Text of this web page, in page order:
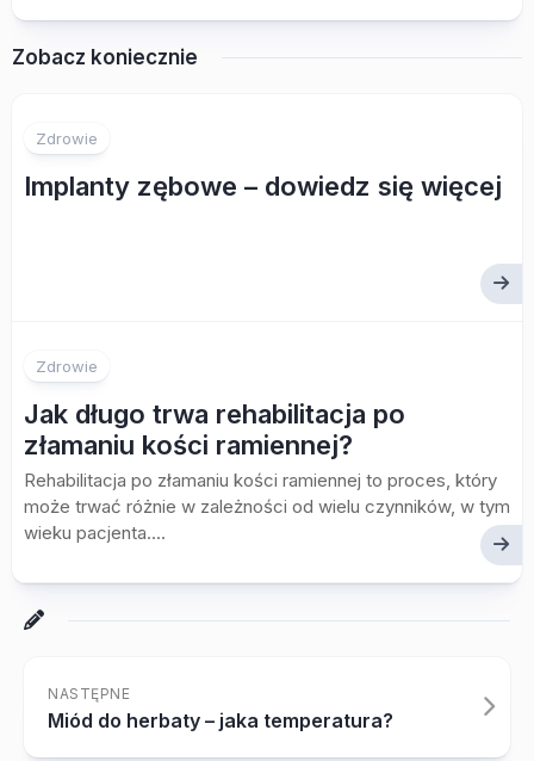
Zobacz koniecznie
Zdrowie
Implanty zębowe – dowiedz się więcej
Zdrowie
Jak długo trwa rehabilitacja po
złamaniu kości ramiennej?
Rehabilitacja po złamaniu kości ramiennej to proces, który
może trwać różnie w zależności od wielu czynników, w tym
wieku pacjenta....
NASTĘPNE
Miód do herbaty – jaka temperatura?